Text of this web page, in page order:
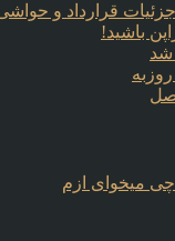
قرارداد و حواشی
باشید!
شد
چی میخوای ازم